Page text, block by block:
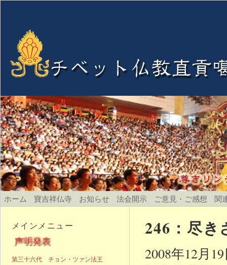
ホーム 寶吉祥仏寺 お知らせ 法会開示 ご意見・ご感想 関
246：尽き
2008年12月
メインメニュー
第三十六代 チョン・ツァン法王